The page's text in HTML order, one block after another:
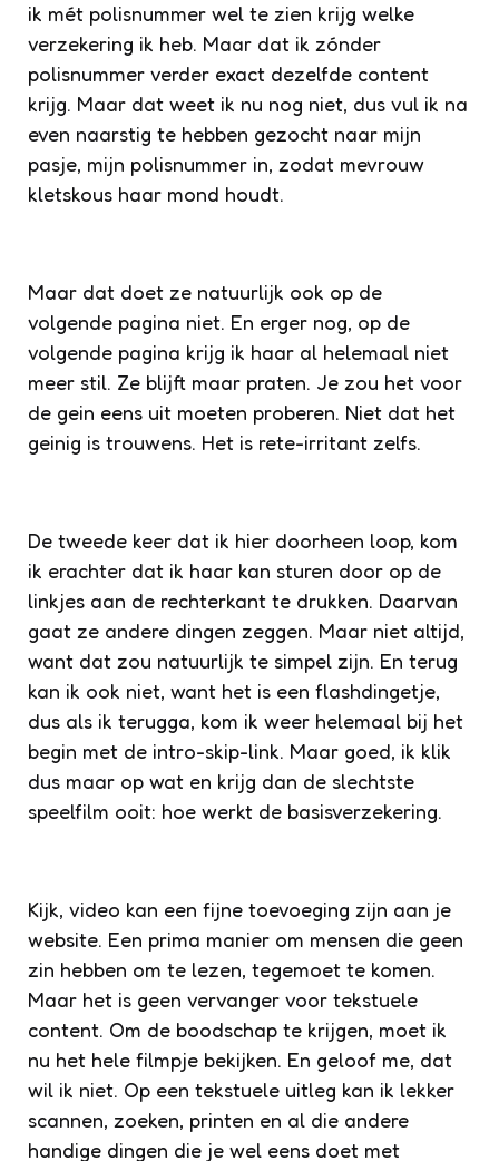
ik mét polisnummer wel te zien krijg welke
verzekering ik heb. Maar dat ik zónder
polisnummer verder exact dezelfde content
krijg. Maar dat weet ik nu nog niet, dus vul ik na
even naarstig te hebben gezocht naar mijn
pasje, mijn polisnummer in, zodat mevrouw
kletskous haar mond houdt.
Maar dat doet ze natuurlijk ook op de
volgende pagina niet. En erger nog, op de
volgende pagina krijg ik haar al helemaal niet
meer stil. Ze blijft maar praten. Je zou het voor
de gein eens uit moeten proberen. Niet dat het
geinig is trouwens. Het is rete-irritant zelfs.
De tweede keer dat ik hier doorheen loop, kom
ik erachter dat ik haar kan sturen door op de
linkjes aan de rechterkant te drukken. Daarvan
gaat ze andere dingen zeggen. Maar niet altijd,
want dat zou natuurlijk te simpel zijn. En terug
kan ik ook niet, want het is een flashdingetje,
dus als ik terugga, kom ik weer helemaal bij het
begin met de intro-skip-link. Maar goed, ik klik
dus maar op wat en krijg dan de slechtste
speelfilm ooit: hoe werkt de basisverzekering.
Kijk, video kan een fijne toevoeging zijn aan je
website. Een prima manier om mensen die geen
zin hebben om te lezen, tegemoet te komen.
Maar het is geen vervanger voor tekstuele
content. Om de boodschap te krijgen, moet ik
nu het hele filmpje bekijken. En geloof me, dat
wil ik niet. Op een tekstuele uitleg kan ik lekker
scannen, zoeken, printen en al die andere
handige dingen die je wel eens doet met